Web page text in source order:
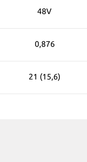
48V
0,876
21 (15,6)